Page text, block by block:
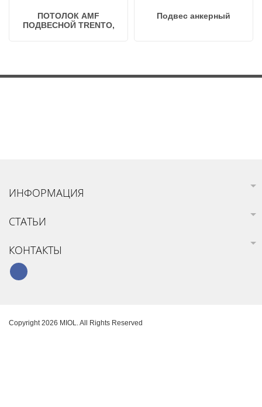
ПОТОЛОК AMF
ПОДВЕСНОЙ TRENTO,
Подвес анкерный
ИНФОРМАЦИЯ
СТАТЬИ
КОНТАКТЫ
Copyright 2026 MIOL. All Rights Reserved